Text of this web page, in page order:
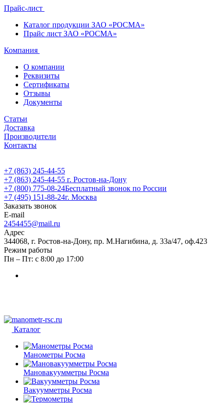
Прайс-лист
Каталог продукции ЗАО «РОСМА»
Прайс лист ЗАО «РОСМА»
Компания
О компании
Реквизиты
Сертификаты
Отзывы
Документы
Статьи
Доставка
Производители
Контакты
+7 (863) 245-44-55
+7 (863) 245-44-55 г. Ростов-на-Дону
+7 (800) 775-08-24Бесплатный звонок по России
+7 (495) 151-88-24г. Москва
Заказать звонок
E-mail
2454455@mail.ru
Адрес
344068, г. Ростов-на-Дону, пр. М.Нагибина, д. 33а/47, оф.423
Режим работы
Пн – Пт: с 8:00 до 17:00
Каталог
Манометры Росма
Мановакуумметры Росма
Вакуумметры Росма